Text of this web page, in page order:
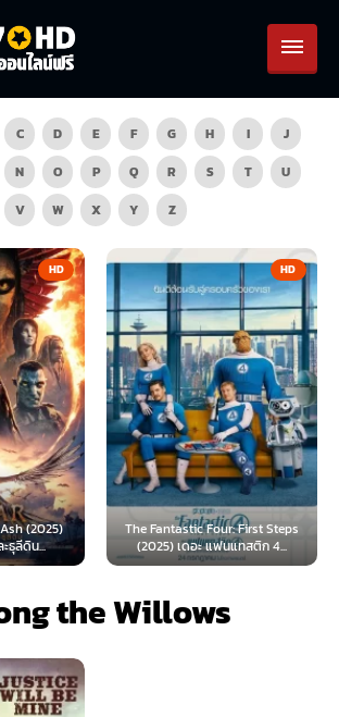
C D E F G H I
J
N O P Q R S T
U
V
W X Y Z
HD
(2025)
ธุลีดิน...
HD
The Fantastic Four: First Steps
(2025) เดอะ แฟนแทสติก 4...
the Willows